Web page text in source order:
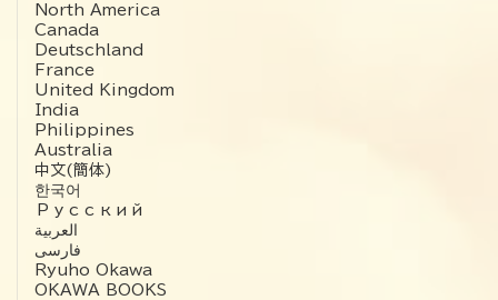
North America
Canada
Deutschland
France
United Kingdom
India
Philippines
Australia
中文(簡体)
한국어
Русский
العربية‏
فارسی
Ryuho Okawa
OKAWA BOOKS